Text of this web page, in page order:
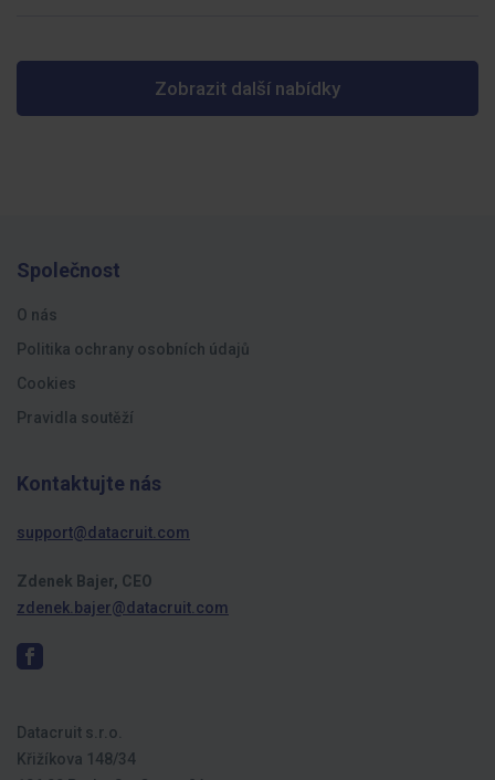
Zobrazit další nabídky
Společnost
O nás
Politika ochrany osobních údajů
Cookies
Pravidla soutěží
Kontaktujte nás
support@datacruit.com
Zdenek Bajer, CEO
zdenek.bajer@datacruit.com
Datacruit s.r.o.
Křižíkova 148/34